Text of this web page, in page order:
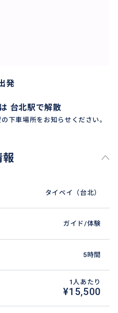
トランにてお茶セット
いお茶菓子をご堪能いた
望む眺めのいい古窓レス
茶セットをお楽しみくだ
ドがお伝えいたします。
発
台北駅で解散
下車場所をお知らせください。
報
タイペイ（台北）
ガイド/体験
5時間
1人あたり
¥15,500